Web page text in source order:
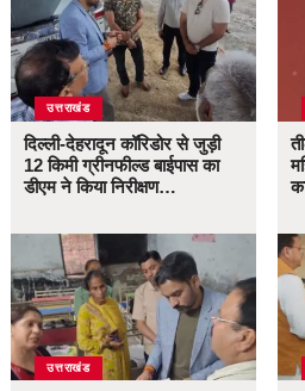
उत्तराखंड
दिल्ली-देहरादून कॉरिडोर से जुड़ी
12 किमी ग्रीनफील्ड बाईपास का
डीएम ने किया निरीक्षण…
उत्तराखंड